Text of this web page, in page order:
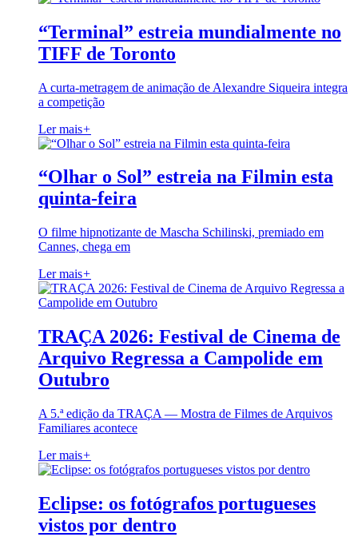
“Terminal” estreia mundialmente no
TIFF de Toronto
A curta-metragem de animação de Alexandre Siqueira integra
a competição
Ler mais+
“Olhar o Sol” estreia na Filmin esta
quinta-feira
O filme hipnotizante de Mascha Schilinski, premiado em
Cannes, chega em
Ler mais+
TRAÇA 2026: Festival de Cinema de
Arquivo Regressa a Campolide em
Outubro
A 5.ª edição da TRAÇA — Mostra de Filmes de Arquivos
Familiares acontece
Ler mais+
Eclipse: os fotógrafos portugueses
vistos por dentro